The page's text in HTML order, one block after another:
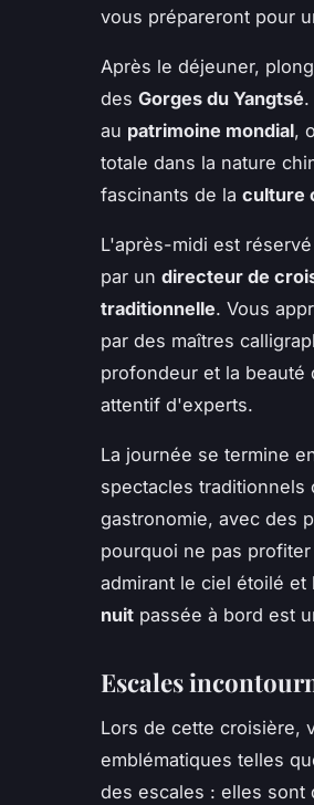
vous prépareront pour
Après le déjeuner,
des Gorges du Yangtsé
au patrimoine mondial,
totale dans la nature
fascinants de la culture
L'après-midi est
par un directeur de
traditionnelle. Vous
par des maîtres
profondeur et la beauté
attentif d'experts.
La journée se termine
spectacles traditionnels
gastronomie, avec des
pourquoi ne pas
admirant le ciel étoilé
nuit passée à bord est
Escales
Lors de cette croisière,
emblématiques telles
des escales : elles sont